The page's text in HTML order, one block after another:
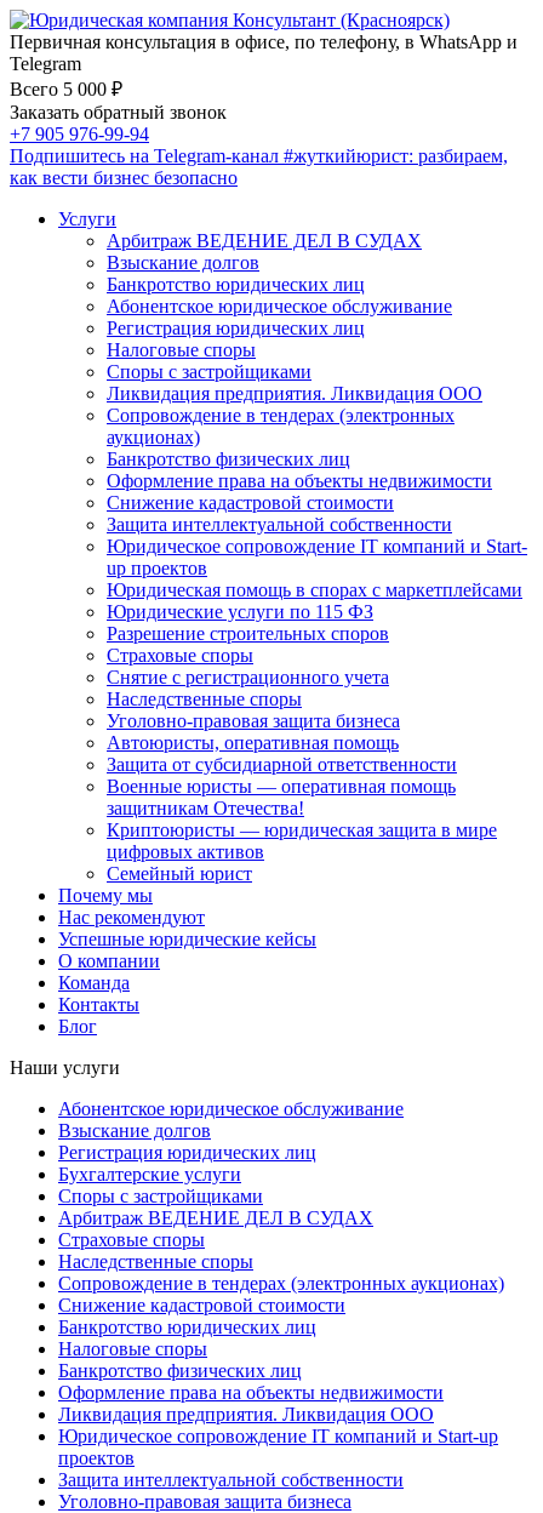
Первичная консультация в офисе, по телефону, в WhatsApp и
Telegram
Всего 5 000 ₽
Заказать обратный звонок
+7 905 976-99-94
Подпишитесь на Telegram-канал #жуткийюрист: разбираем,
как вести бизнес безопасно
Услуги
Арбитраж ВЕДЕНИЕ ДЕЛ В СУДАХ
Взыскание долгов
Банкротство юридических лиц
Абонентское юридическое обслуживание
Регистрация юридических лиц
Налоговые споры
Споры с застройщиками
Ликвидация предприятия. Ликвидация ООО
Сопровождение в тендерах (электронных
аукционах)
Банкротство физических лиц
Оформление права на объекты недвижимости
Снижение кадастровой стоимости
Защита интеллектуальной собственности
Юридическое сопровождение IT компаний и Start-
up проектов
Юридическая помощь в спорах с маркетплейсами
Юридические услуги по 115 ФЗ
Разрешение строительных споров
Страховые споры
Снятие с регистрационного учета
Наследственные споры
Уголовно-правовая защита бизнеса
Автоюристы, оперативная помощь
Защита от субсидиарной ответственности
Военные юристы — оперативная помощь
защитникам Отечества!
Криптоюристы — юридическая защита в мире
цифровых активов
Семейный юрист
Почему мы
Нас рекомендуют
Успешные юридические кейсы
О компании
Команда
Контакты
Блог
Наши услуги
Абонентское юридическое обслуживание
Взыскание долгов
Регистрация юридических лиц
Бухгалтерские услуги
Споры с застройщиками
Арбитраж ВЕДЕНИЕ ДЕЛ В СУДАХ
Страховые споры
Наследственные споры
Сопровождение в тендерах (электронных аукционах)
Снижение кадастровой стоимости
Банкротство юридических лиц
Налоговые споры
Банкротство физических лиц
Оформление права на объекты недвижимости
Ликвидация предприятия. Ликвидация ООО
Юридическое сопровождение IT компаний и Start-up
проектов
Защита интеллектуальной собственности
Уголовно-правовая защита бизнеса